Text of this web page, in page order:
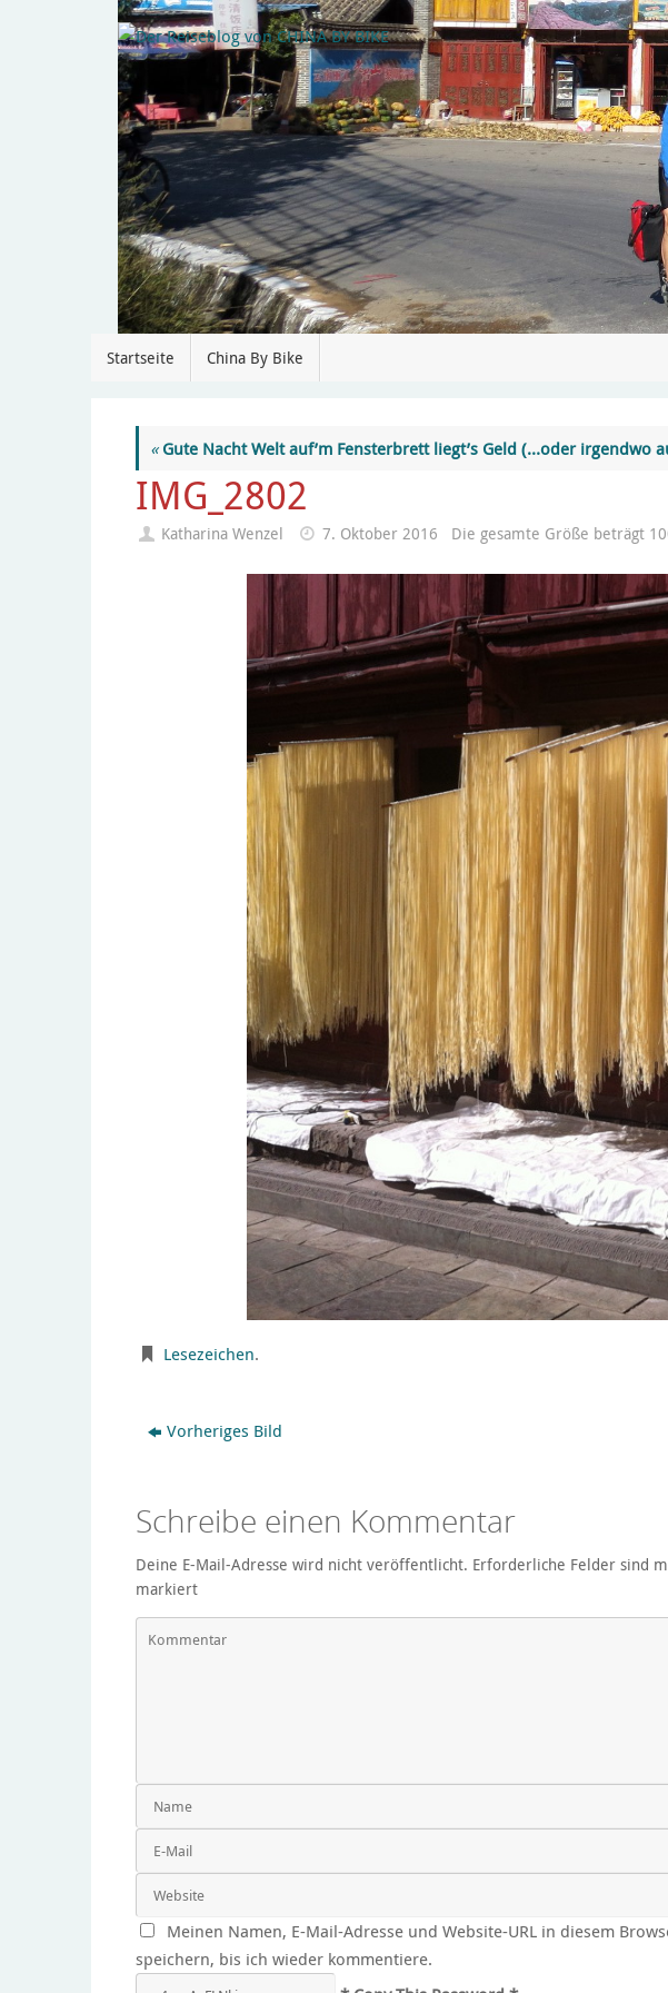
Startseite China By Bike
«Gute Nacht Welt auf’m Fensterbrett liegt’s Geld (…oder irgendwo
IMG_2802
Katharina Wenzel 7. Oktober 2016 Die gesamte Größe beträgt
Lesezeichen.
Vorheriges Bild
Schreibe einen Kommentar
Deine E-Mail-Adresse wird nicht veröffentlicht. Erforderliche Felder sind
markiert
Meinen Namen, E-Mail-Adresse und Website-URL in diesem
speichern, bis ich wieder kommentiere.